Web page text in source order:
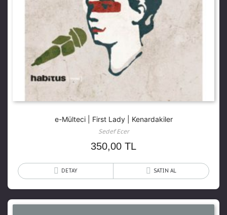
e-Mülteci | First Lady | Kenardakiler
Sedef Ecer
350,00 TL
DETAY SATIN AL